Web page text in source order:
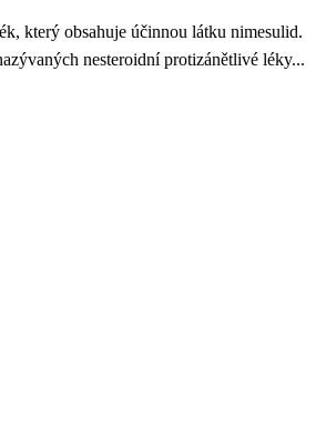
který obsahuje účinnou látku nimesulid.
nesteroidní protizánětlivé léky...